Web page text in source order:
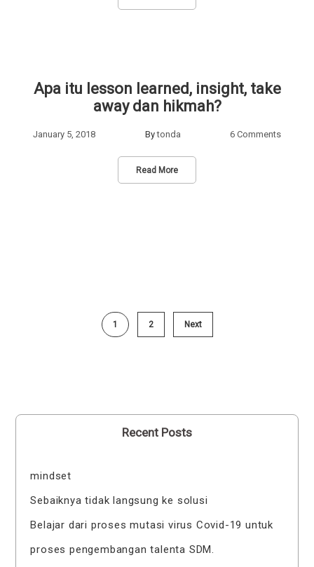
Apa itu lesson learned, insight, take
away dan hikmah?
January 5, 2018 Bytonda 6 Comments
Read More
1 2 Next
Recent Posts
mindset
Sebaiknya tidak langsung ke solusi
Belajar dari proses mutasi virus Covid-19 untuk
proses pengembangan talenta SDM.